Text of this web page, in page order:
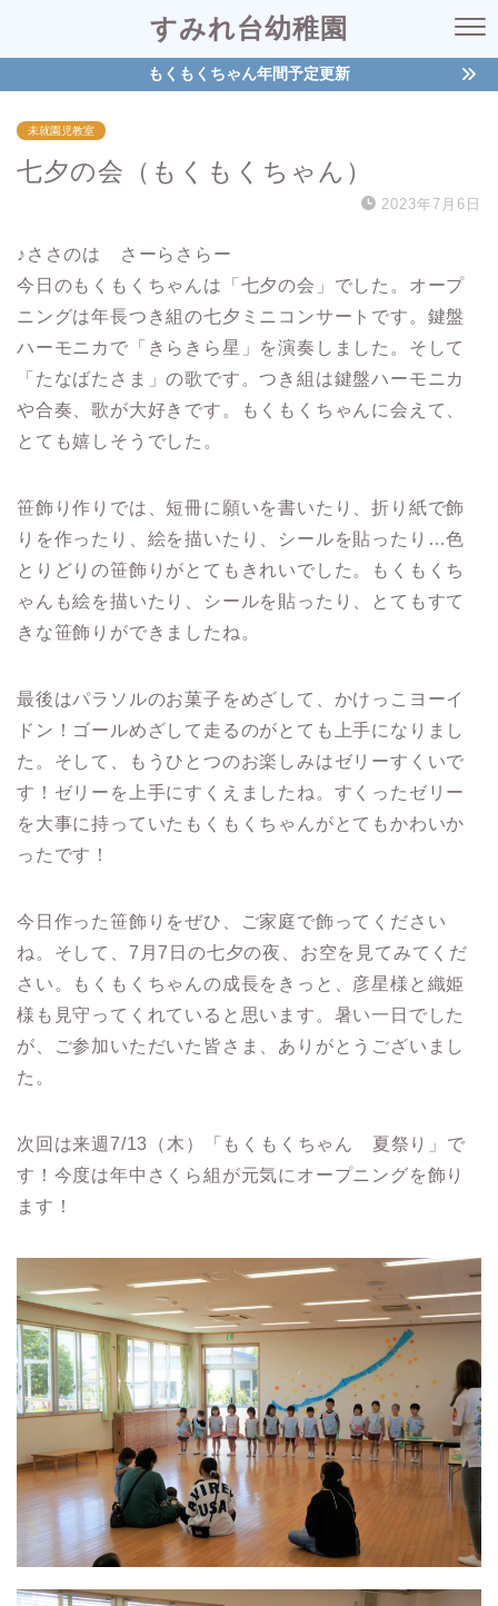
すみれ台幼稚園
もくもくちゃん年間予定更新
未就園児教室
七夕の会（もくもくちゃん）
2023年7月6日
♪ささのは さーらさらー
今日のもくもくちゃんは「七夕の会」でした。オープ
ニングは年長つき組の七夕ミニコンサートです。鍵盤
ハーモニカで「きらきら星」を演奏しました。そして
「たなばたさま」の歌です。つき組は鍵盤ハーモニカ
や合奏、歌が大好きです。もくもくちゃんに会えて、
とても嬉しそうでした。
笹飾り作りでは、短冊に願いを書いたり、折り紙で飾
りを作ったり、絵を描いたり、シールを貼ったり…色
とりどりの笹飾りがとてもきれいでした。もくもくち
ゃんも絵を描いたり、シールを貼ったり、とてもすて
きな笹飾りができましたね。
最後はパラソルのお菓子をめざして、かけっこヨーイ
ドン！ゴールめざして走るのがとても上手になりまし
た。そして、もうひとつのお楽しみはゼリーすくいで
す！ゼリーを上手にすくえましたね。すくったゼリー
を大事に持っていたもくもくちゃんがとてもかわいか
ったです！
今日作った笹飾りをぜひ、ご家庭で飾ってください
ね。そして、7月7日の七夕の夜、お空を見てみてくだ
さい。もくもくちゃんの成長をきっと、彦星様と織姫
様も見守ってくれていると思います。暑い一日でした
が、ご参加いただいた皆さま、ありがとうございまし
た。
次回は来週7/13（木）「もくもくちゃん 夏祭り」で
す！今度は年中さくら組が元気にオープニングを飾り
ます！